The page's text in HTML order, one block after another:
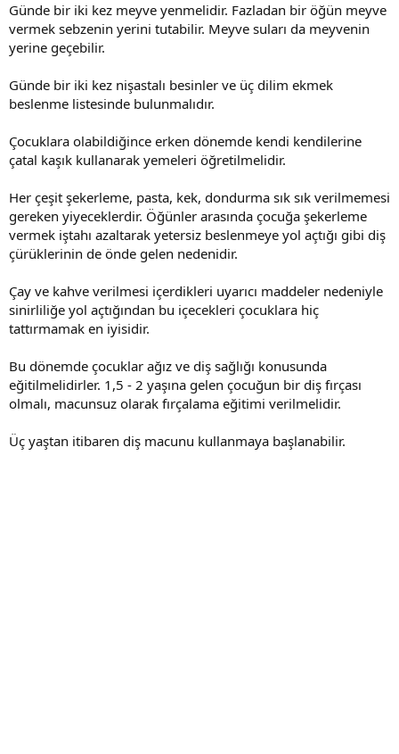
Günde bir iki kez meyve yenmelidir. Fazladan bir öğün meyve
vermek sebzenin yerini tutabilir. Meyve suları da meyvenin
yerine geçebilir.
Günde bir iki kez nişastalı besinler ve üç dilim ekmek
beslenme listesinde bulunmalıdır.
Çocuklara olabildiğince erken dönemde kendi kendilerine
çatal kaşık kullanarak yemeleri öğretilmelidir.
Her çeşit şekerleme, pasta, kek, dondurma sık sık verilmemesi
gereken yiyeceklerdir. Öğünler arasında çocuğa şekerleme
vermek iştahı azaltarak yetersiz beslenmeye yol açtığı gibi diş
çürüklerinin de önde gelen nedenidir.
Çay ve kahve verilmesi içerdikleri uyarıcı maddeler nedeniyle
sinirliliğe yol açtığından bu içecekleri çocuklara hiç
tattırmamak en iyisidir.
Bu dönemde çocuklar ağız ve diş sağlığı konusunda
eğitilmelidirler. 1,5 - 2 yaşına gelen çocuğun bir diş fırçası
olmalı, macunsuz olarak fırçalama eğitimi verilmelidir.
Üç yaştan itibaren diş macunu kullanmaya başlanabilir.